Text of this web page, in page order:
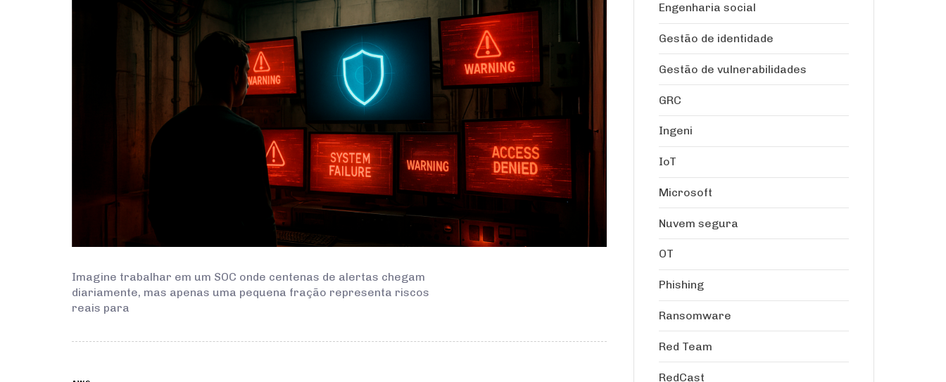
Imagine trabalhar em um SOC onde centenas de alertas chegam
diariamente, mas apenas uma pequena fração representa riscos
reais para
Engenharia social
Gestão de identidade
Gestão de vulnerabilidades
GRC
Ingeni
IoT
Microsoft
Nuvem segura
OT
Phishing
Ransomware
Red Team
RedCast